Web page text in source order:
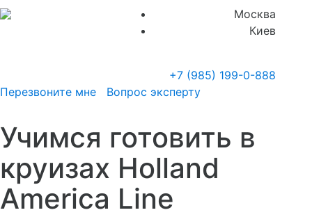
Москва
Киев
+7 (985) 199-0-888
Перезвоните мне
Вопрос эксперту
Учимся готовить в
круизах Holland
America Line